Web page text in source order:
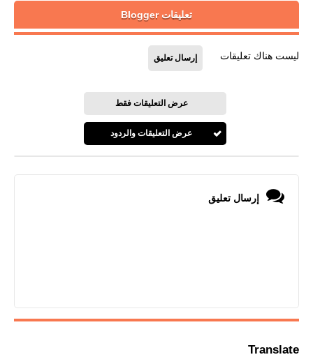
تعليقات Blogger
ليست هناك تعليقات إرسال تعليق
عرض التعليقات فقط
عرض التعليقات والردود
إرسال تعليق
Translate